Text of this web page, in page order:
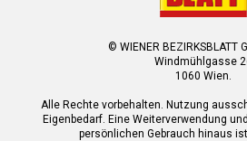
© WIENER BEZIRKSBLATT
Windmühlgasse
1060 Wien.
Alle Rechte vorbehalten. Nutzung
Eigenbedarf. Eine Weiterverwendung
persönlichen Gebrauch hinaus